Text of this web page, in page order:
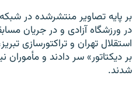
بر پایه تصاویر منتشرشده در
در ورزشگاه آزادی و در جریان
استقلال تهران و تراکتورسازی
بر دیکتاتور» سر دادند و مأموران
شدند.